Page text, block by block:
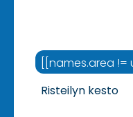
[[names.area
Risteilyn kesto